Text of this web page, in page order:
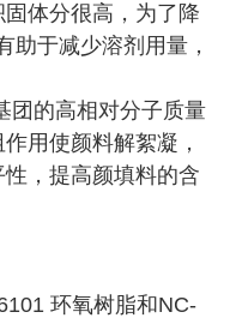
体分很高，为了降
助于减少溶剂用量，
团的高相对分子质量
用使颜料解絮凝，
，提高颜填料的含
环氧树脂和NC-